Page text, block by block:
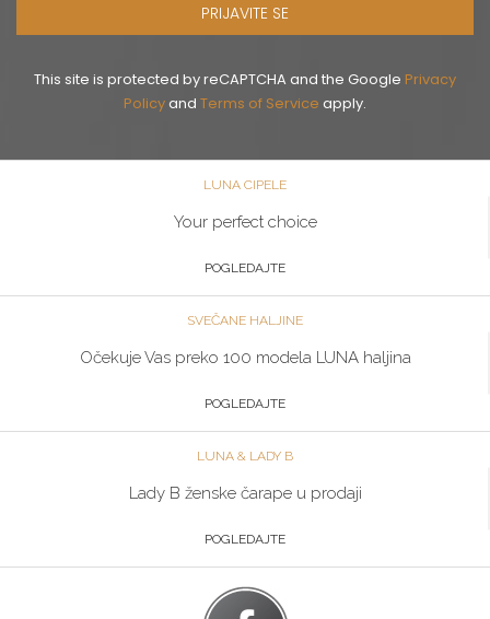
PRIJAVITE SE
This site is protected by reCAPTCHA and the Google Privacy
Policyand Terms of Service apply.
LUNA CIPELE
Your perfect choice
POGLEDAJTE
SVEČANE HALJINE
Očekuje Vas preko 100 modela LUNA haljina
POGLEDAJTE
LUNA & LADY B
Lady B ženske čarape u prodaji
POGLEDAJTE